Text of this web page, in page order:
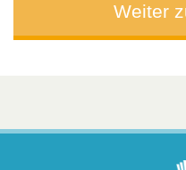
Weiter